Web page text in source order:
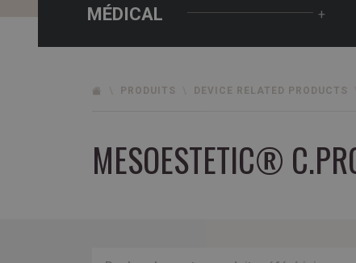
MÉDICAL +
PRODUITS DEVICE RELATED PRODUCTS
MESOESTETIC®